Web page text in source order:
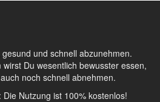
und schnell abzunehmen.
Du wesentlich bewusster essen,
noch schnell abnehmen.
Nutzung ist 100% kostenlos!